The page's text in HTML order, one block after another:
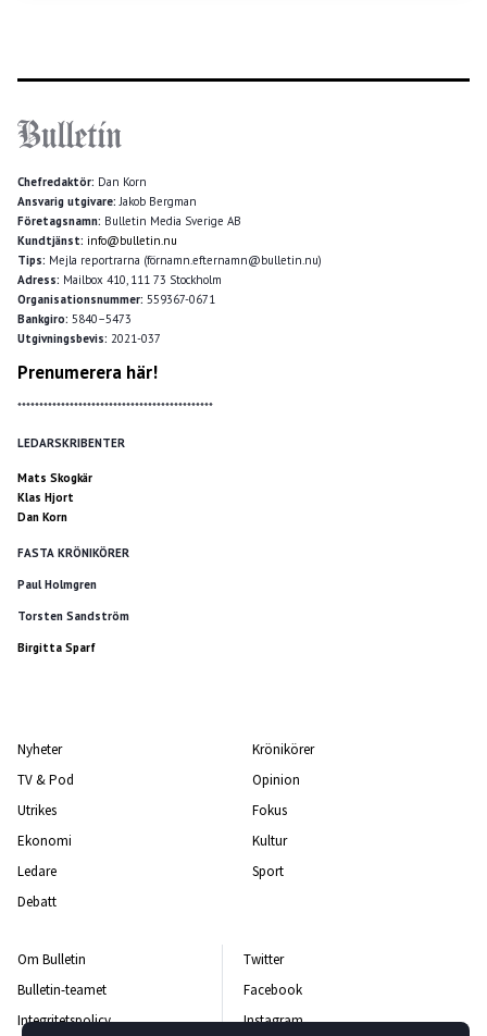
Chefredaktör: Dan Korn
Ansvarig utgivare: Jakob Bergman
Företagsnamn: Bulletin Media Sverige AB
Kundtjänst: info@bulletin.nu
Tips: Mejla reportrarna (förnamn.efternamn@bulletin.nu)
Adress: Mailbox 410, 111 73 Stockholm
Organisationsnummer: 559367-0671
Bankgiro: 5840–5473
Utgivningsbevis: 2021-037
Prenumerera här!
*********************************************
LEDARSKRIBENTER
Mats Skogkär
Klas Hjort
Dan Korn
FASTA KRÖNIKÖRER
Paul Holmgren
Torsten Sandström
Birgitta Sparf
Nyheter
TV & Pod
Utrikes
Ekonomi
Ledare
Debatt
Krönikörer
Opinion
Fokus
Kultur
Sport
Om Bulletin
Bulletin-teamet
Integritetspolicy
Twitter
Facebook
Instagram